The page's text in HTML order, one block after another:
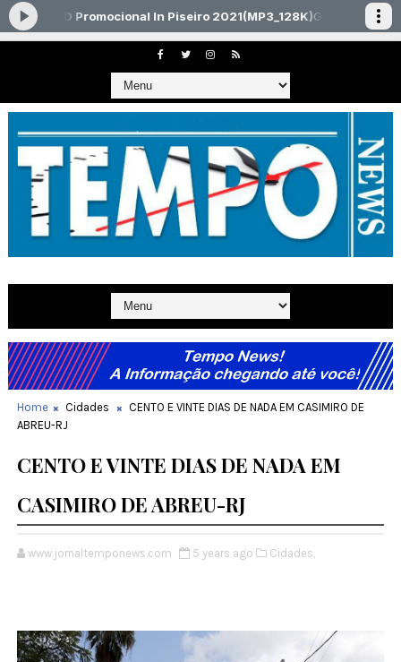
Home Cidades
CENTO E VINTE DIAS DE NADA EM CASIMIRO DE
ABREU-RJ
CENTO E VINTE DIAS DE NADA EM
CASIMIRO DE ABREU-RJ
www.jornaltemponews.com 5 years ago Cidades,